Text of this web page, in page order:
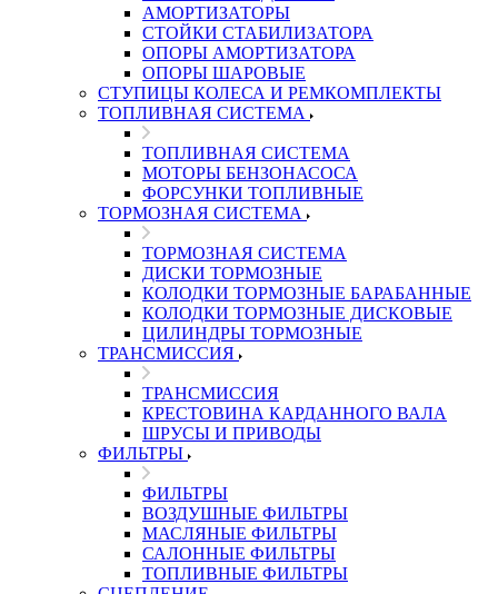
АМОРТИЗАТОРЫ
СТОЙКИ СТАБИЛИЗАТОРА
ОПОРЫ АМОРТИЗАТОРА
ОПОРЫ ШАРОВЫЕ
СТУПИЦЫ КОЛЕСА И РЕМКОМПЛЕКТЫ
ТОПЛИВНАЯ СИСТЕМА
ТОПЛИВНАЯ СИСТЕМА
МОТОРЫ БЕНЗОНАСОСА
ФОРСУНКИ ТОПЛИВНЫЕ
ТОРМОЗНАЯ СИСТЕМА
ТОРМОЗНАЯ СИСТЕМА
ДИСКИ ТОРМОЗНЫЕ
КОЛОДКИ ТОРМОЗНЫЕ БАРАБАННЫЕ
КОЛОДКИ ТОРМОЗНЫЕ ДИСКОВЫЕ
ЦИЛИНДРЫ ТОРМОЗНЫЕ
ТРАНСМИССИЯ
ТРАНСМИССИЯ
КРЕСТОВИНА КАРДАННОГО ВАЛА
ШРУСЫ И ПРИВОДЫ
ФИЛЬТРЫ
ФИЛЬТРЫ
ВОЗДУШНЫЕ ФИЛЬТРЫ
МАСЛЯНЫЕ ФИЛЬТРЫ
САЛОННЫЕ ФИЛЬТРЫ
ТОПЛИВНЫЕ ФИЛЬТРЫ